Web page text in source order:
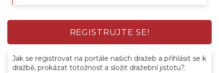
REGISTRUJTE SE!
Jak se registrovat na portále našich dražeb a přihlásit se k
dražbě, prokázat totožnost a složit dražební jistotu?.